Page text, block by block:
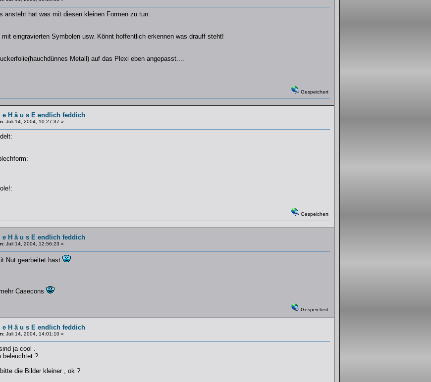
ansteht hat was mit diesen kleinen Formen zu tun:
eingravierten Symbolen usw. Könnt hoffentlich erkennen was drauff steht!
Metall) auf das Plexi eben angepasst....
Gespeichert
e H ä u s E endlich feddich
Juli 14, 2004, 10:27:37 »
Gespeichert
e H ä u s E endlich feddich
Juli 14, 2004, 12:56:23 »
Nut gearbeitet hast
Casecons
Gespeichert
e H ä u s E endlich feddich
Juli 14, 2004, 14:01:10 »
ja cool .
beleuchtet ?
die Bilder kleiner , ok ?